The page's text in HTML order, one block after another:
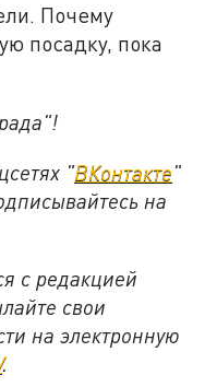
Почему
посадку, пока
"ВКонтакте"
на
с редакцией
свои
на электронную
.